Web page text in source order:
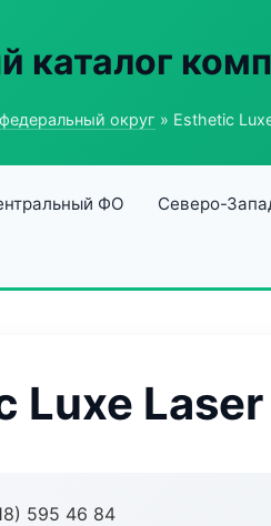
каталог
округ » Esthetic
ФО Северо-
Luxe Laser
595 46 84